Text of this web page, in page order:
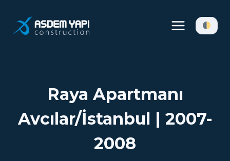
content
Raya Apartmanı
Avcılar/İstanbul | 2007-
2008